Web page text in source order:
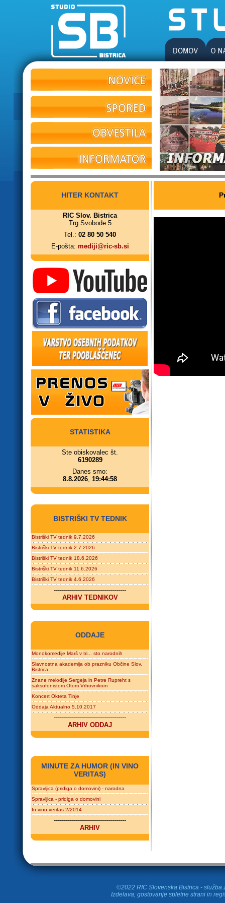
HITER KONTAKT
RIC Slov. Bistrica
Trg Svobode 5
Tel.: 02 80 50 540
E-pošta: mediji@ric-sb.si
STATISTIKA
Ste obiskovalec št.
6190289
Danes smo:
8.8.2026, 19:44:58
BISTRIŠKI TV TEDNIK
Bistriški TV tednik 9.7.2026
Bistriški TV tednik 2.7.2026
Bistriški TV tednik 18.6.2026
Bistriški TV tednik 11.6.2026
Bistriški TV tednik 4.6.2026
------------------------------------
ARHIV TEDNIKOV
ODDAJE
Monokomedije Marš v tri... sto narodnih
Slavnostna akademija ob prazniku Občine Slov.
Bistrica
Znane melodije Sergeja in Petre Rupreht s
saksofonistom Otom Vrhovnikom
Koncert Okteta Tinje
Oddaja Aktualno 5.10.2017
------------------------------------
ARHIV ODDAJ
MINUTE ZA HUMOR (IN VINO
VERITAS)
Spravljica (pridiga o domovini) - narodna
Spravljica - pridiga o domovini
In vino veritas 2/2014
------------------------------------
ARHIV
©2022 RIC Slovenska Bistrica - služba
Izdelava, gostovanje spletne strani in